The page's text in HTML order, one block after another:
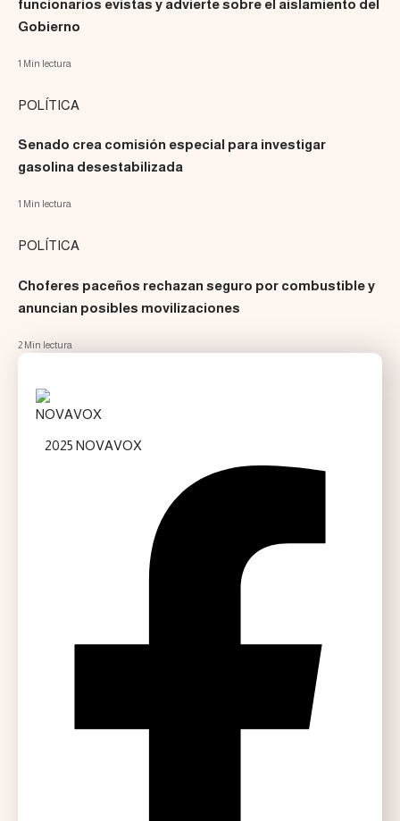
funcionarios evistas y advierte sobre el aislamiento del
Gobierno
1 Min lectura
POLÍTICA
Senado crea comisión especial para investigar
gasolina desestabilizada
1 Min lectura
POLÍTICA
Choferes paceños rechazan seguro por combustible y
anuncian posibles movilizaciones
2 Min lectura
2025 NOVAVOX